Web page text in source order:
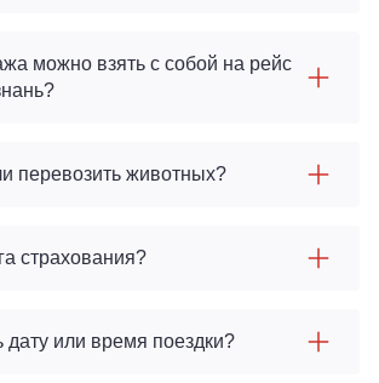
можно взять с собой на рейс
перевозить животных?
страхования?
дату или время поездки?